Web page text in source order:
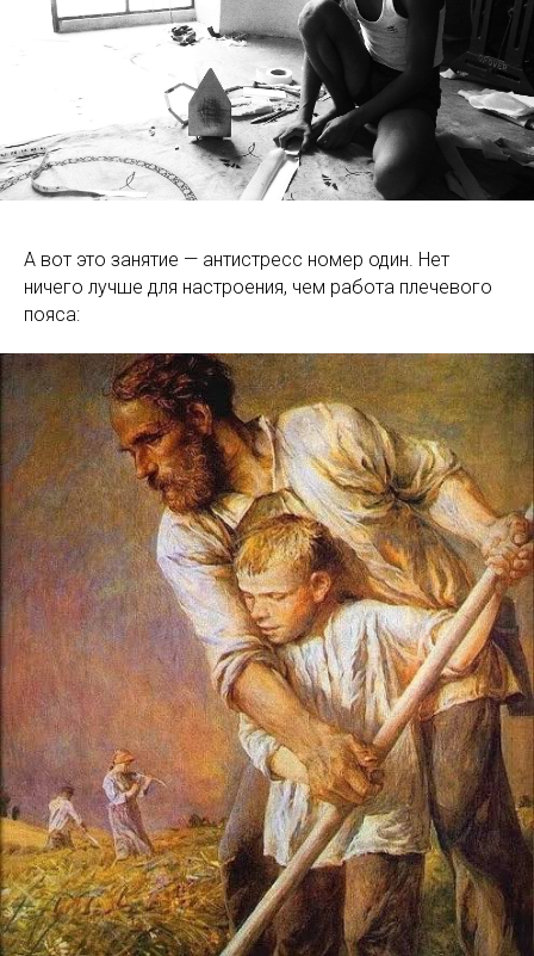
А вот это занятие — антистресс номер один. Нет
ничего лучше для настроения, чем работа плечевого
пояса: